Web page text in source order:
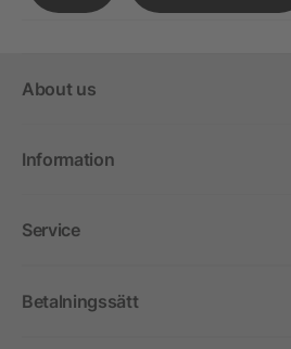
About us
Information
Service
Betalningssätt